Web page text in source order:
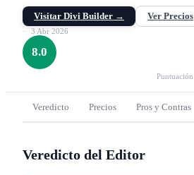
(sitios ilimitados) o $297 lifetime.
Visitar Divi Builder → Ver Precios
3 Abr 2026
8.0
Puntuación
Veredicto Precios Pros y Contras
Veredicto del Editor